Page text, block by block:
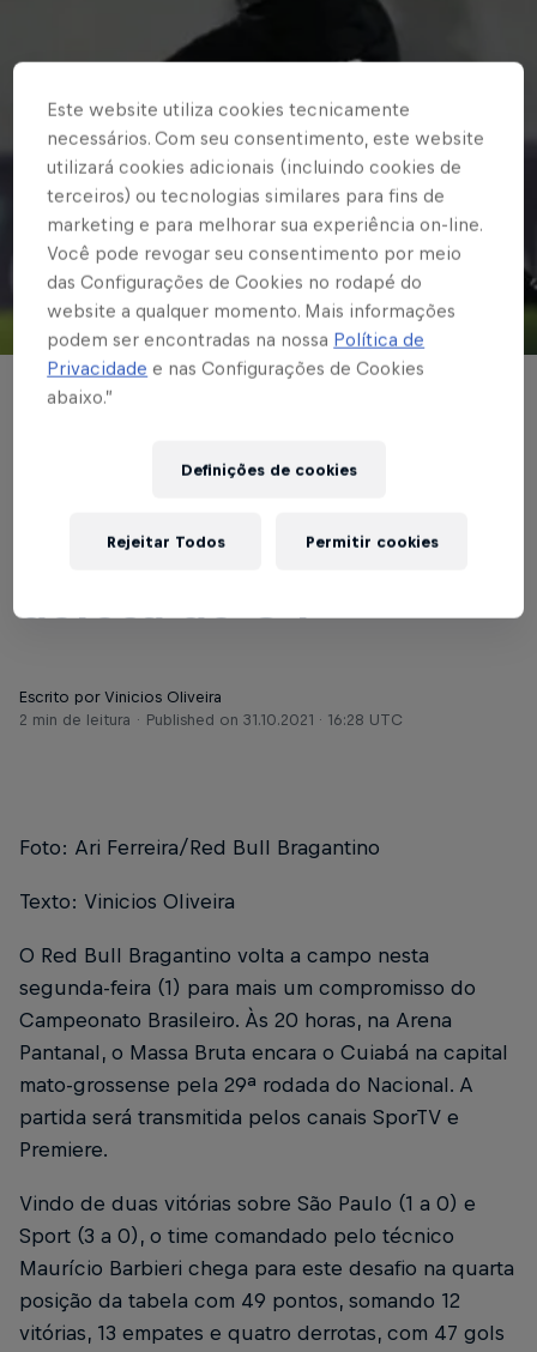
© Red Bull Bragantino
BRASILEIRÃO
Na Arena Pantanal,
duela com Cuiabá em
Escrito por Vinicios Oliveira
2 min de leitura
Published on 31.10.2021 · 16:28 UTC
Foto: Ari Ferreira/Red Bull Bragantino
Texto: Vinicios Oliveira
O Red Bull Bragantino volta a campo nesta
segunda-feira (1) para mais um compromisso do
Campeonato Brasileiro. Às 20 horas, na Arena
Pantanal, o Massa Bruta encara o Cuiabá na capital
mato-grossense pela 29ª rodada do Nacional. A
partida será transmitida pelos canais SporTV e
Premiere.
Vindo de duas vitórias sobre São Paulo (1 a 0) e
Sport (3 a 0), o time comandado pelo técnico
Maurício Barbieri chega para este desafio na quarta
posição da tabela com 49 pontos, somando 12
vitórias, 13 empates e quatro derrotas, com 47 gols
Este website utiliza cookies tecnicamente
necessários. Com seu consentimento, este website
utilizará cookies adicionais (incluindo cookies de
terceiros) ou tecnologias similares para fins de
marketing e para melhorar sua experiência on-line.
Você pode revogar seu consentimento por meio
das Configurações de Cookies no rodapé do
website a qualquer momento. Mais informações
podem ser encontradas na nossa Política de
Privacidade e nas Configurações de Cookies
abaixo.”
Definições de cookies
Rejeitar Todos Permitir cookies